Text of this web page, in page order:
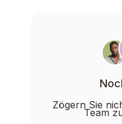
Zögern Sie
Team